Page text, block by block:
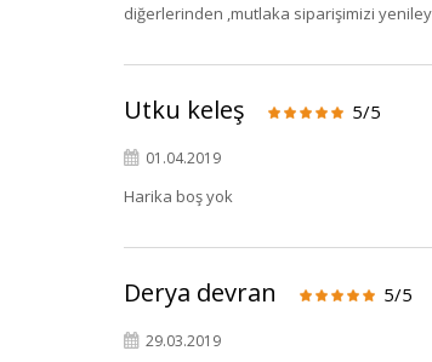
diğerlerinden ,mutlaka siparişimizi
Utku keleş 5/5
01.04.2019
Harika boş yok
Derya devran 5/5
29.03.2019